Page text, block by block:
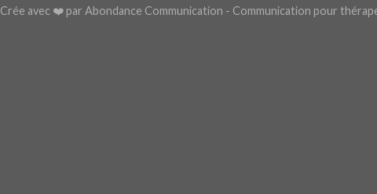
Crée avec ❤️ par Abondance Communication - Communication pour